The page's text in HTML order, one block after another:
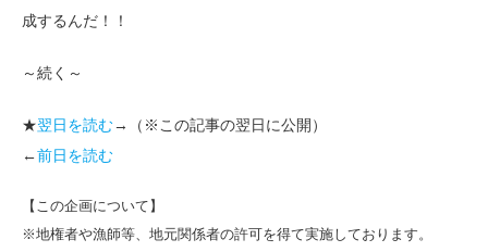
成するんだ！！
～続く～
★翌日を読む→（※この記事の翌日に公開）
←前日を読む
【この企画について】
※地権者や漁師等、地元関係者の許可を得て実施しております。